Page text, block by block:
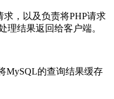
，以及负责将PHP请求
理结果返回给客户端。
MySQL的查询结果缓存